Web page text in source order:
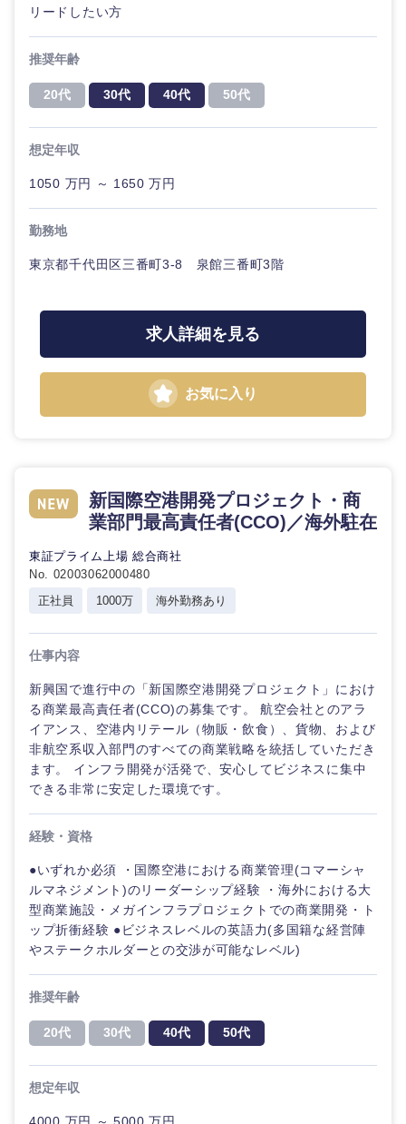
画・事業
ボ
ド
管理
マーケテ
クリエイ
タント
専門職
技術職
（IT）、
Webサー
ビス・制
作、ゲー
ム
（モノづ
金融専門
職
不動産専
門職
建設・施
事業企画・事業開発
M&A・事業投資
経営企画
政策渉外
経営ボード
SCM
人事
マーケティング
営業
サービス
専門職
金融専門職
不動産専門職
建設・施工管理
事務職
エネルギー・資源・環境
自動車・機械・船舶
電気・電子・半導体
素材・化学・金属
メディカル・ヘルスケア・ライフサイエンス
倉庫・運輸・物流
WEBサービス
コンサル・シンクタンク
マスメディア
エンターテイメント
法律・特許事務所・監査法人
人材・アウトソーシング
サービス
北海道 青森県
秋田県
関東地方
茨城県
希望年収
フリーワード
こだわり条件を入力ください
急募 第二新卒
スタートアップ企
外資系企業
フルリモート
リードしたい方
推奨年齢
20代 30代 40代 50代
想定年収
1050 万円 ～ 1650 万円
勤務地
東京都千代田区三番町3-8 泉館三番町3階
求人詳細を見る
お気に入り
新国際空港開発プロジェクト・商
業部門最高責任者(CCO)／海外駐在
東証プライム上場 総合商社
No. 02003062000480
正社員
1000万 海外勤務あり
仕事内容
新興国で進行中の「新国際空港開発プロジェクト」におけ
る商業最高責任者(CCO)の募集です。 航空会社とのアラ
イアンス、空港内リテール（物販・飲食）、貨物、および
非航空系収入部門のすべての商業戦略を統括していただき
ます。 インフラ開発が活発で、安心してビジネスに集中
できる非常に安定した環境です。
経験・資格
●いずれか必須 ・国際空港における商業管理(コマーシャ
ルマネジメント)のリーダーシップ経験 ・海外における大
型商業施設・メガインフラプロジェクトでの商業開発・ト
ップ折衝経験 ●ビジネスレベルの英語力(多国籍な経営陣
やステークホルダーとの交渉が可能なレベル)
推奨年齢
20代 30代 40代 50代
想定年収